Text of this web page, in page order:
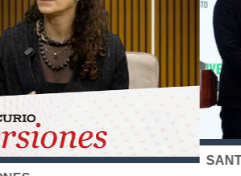
SANTO TOMÁS